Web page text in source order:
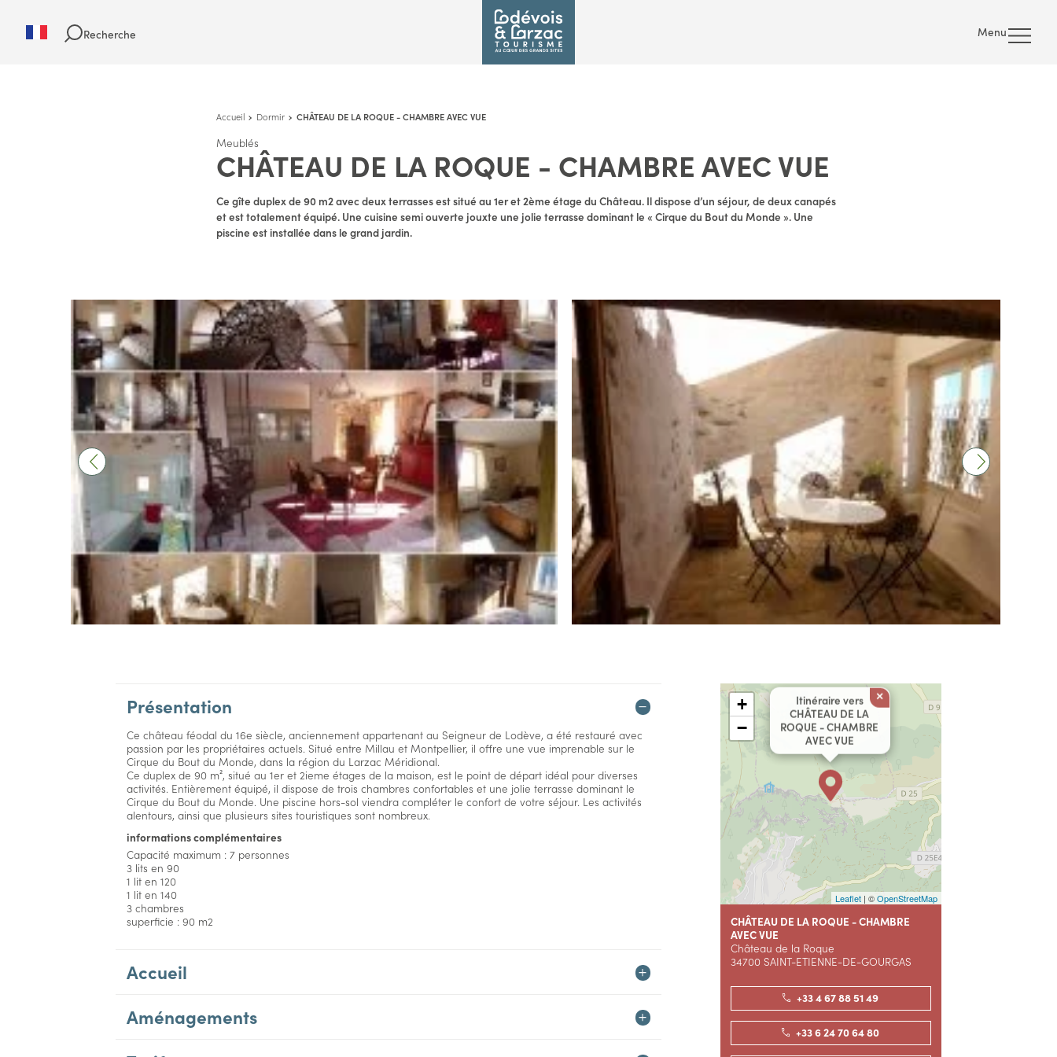
Recherche Menu
Accueil Dormir CHÂTEAU DE LA ROQUE - CHAMBRE AVEC VUE
Meublés
CHÂTEAU DE LA ROQUE - CHAMBRE AVEC VUE
Ce gîte duplex de 90 m2 avec deux terrasses est situé au 1er et 2ème étage du Château. Il dispose d’un séjour, de deux canapés
et est totalement équipé. Une cuisine semi ouverte jouxte une jolie terrasse dominant le « Cirque du Bout du Monde ». Une
piscine est installée dans le grand jardin.
Présentation
Ce château féodal du 16e siècle, anciennement appartenant au Seigneur de Lodève, a été restauré avec
passion par les propriétaires actuels. Situé entre Millau et Montpellier, il offre une vue imprenable sur le
Cirque du Bout du Monde, dans la région du Larzac Méridional.
Ce duplex de 90 m², situé au 1er et 2ieme étages de la maison, est le point de départ idéal pour diverses
activités. Entièrement équipé, il dispose de trois chambres confortables et une jolie terrasse dominant le
Cirque du Bout du Monde. Une piscine hors-sol viendra compléter le confort de votre séjour. Les activités
alentours, ainsi que plusieurs sites touristiques sont nombreux.
informations complémentaires
Capacité maximum : 7 personnes
3 lits en 90
1 lit en 120
1 lit en 140
3 chambres
superficie : 90 m2
Accueil
Aménagements
Itinéraire vers
CHÂTEAU DE LA
ROQUE - CHAMBRE
AVEC VUE
×
+
−
Leaflet | ©OpenStreetMap
CHÂTEAU DE LA ROQUE - CHAMBRE
AVEC VUE
Château de la Roque
34700 SAINT-ETIENNE-DE-GOURGAS
+33 4 67 88 51 49
+33 6 24 70 64 80